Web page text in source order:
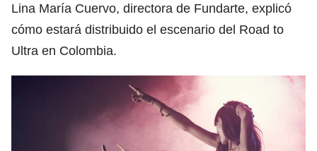
Lina María Cuervo, directora de Fundarte, explicó
cómo estará distribuido el escenario del Road to
Ultra en Colombia.